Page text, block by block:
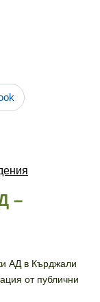
–
АД в Кърджали
от публични